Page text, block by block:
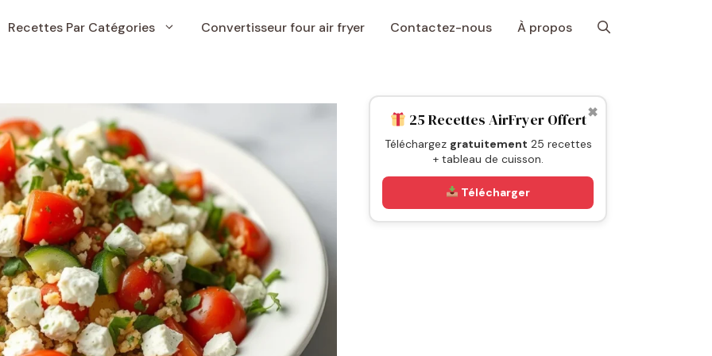
Recettes Par Catégories Convertisseur four air fryer Contactez-nous À propos
✖
25 Recettes AirFryer Offert
Téléchargez gratuitement 25 recettes
+ tableau de cuisson.
Télécharger